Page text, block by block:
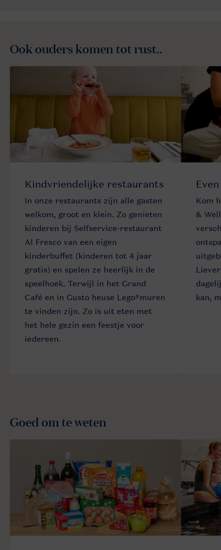
Ook ouders komen tot rust..
Kindvriendelijke restaurants
In onze restaurants zijn alle gasten
welkom, groot en klein. Zo genieten
kinderen bij Selfservice-restaurant
Al Fresco van een eigen
kinderbuffet (kinderen tot 4 jaar
gratis) en spelen ze heerlijk in de
speelhoek. Terwijl in het Grand
Café en in Gusto heuse Lego®muren
te vinden zijn. Zo is uit eten met
het hele gezin een feestje voor
iedereen.
Kom
&
kan,
Goed om te weten